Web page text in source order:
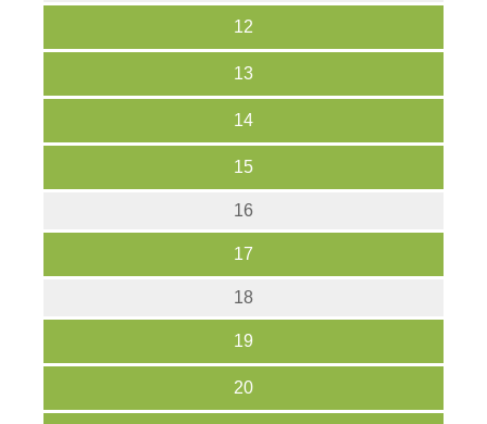
12
13
14
15
16
17
18
19
20